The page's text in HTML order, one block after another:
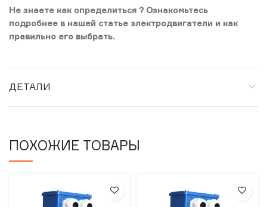
Не знаете как определиться ? Ознакомьтесь
подробнее в нашей статье электродвигатели и как
правильно его выбрать.
ДЕТАЛИ
ПОХОЖИЕ ТОВАРЫ